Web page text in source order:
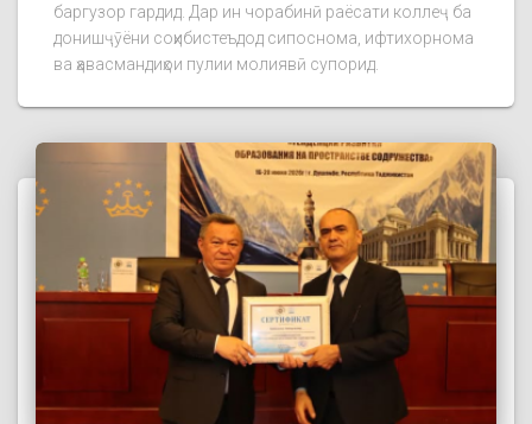
баргузор гардид. Дар ин чорабинӣ раёсати коллеҷ ба
донишҷӯёни соҳибистеъдод сипоснома, ифтихорнома
ва ҳавасмандиҳои пулии молиявӣ супорид.